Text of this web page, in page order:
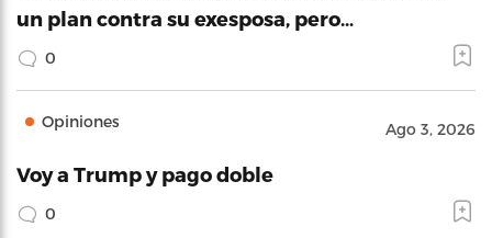
un plan contra su exesposa, pero…
0
Opiniones Ago 3, 2026
Voy a Trump y pago doble
0